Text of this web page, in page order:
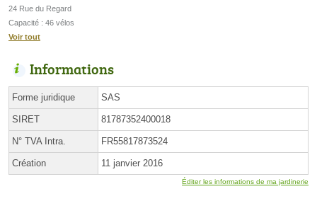
24 Rue du Regard
Capacité : 46 vélos
Voir tout
Informations
Forme juridique SAS
SIRET 81787352400018
N° TVA Intra. FR55817873524
Création 11 janvier 2016
Éditer les informations de ma jardinerie